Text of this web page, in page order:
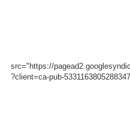
src="https://
?client=ca-pub-